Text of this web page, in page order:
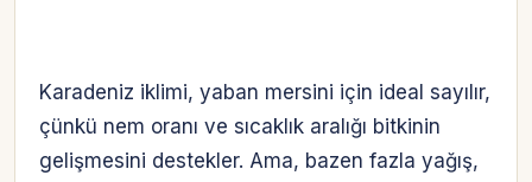
Karadeniz iklimi, yaban mersini için ideal sayılır,
çünkü nem oranı ve sıcaklık aralığı bitkinin
gelişmesini destekler. Ama, bazen fazla yağış,